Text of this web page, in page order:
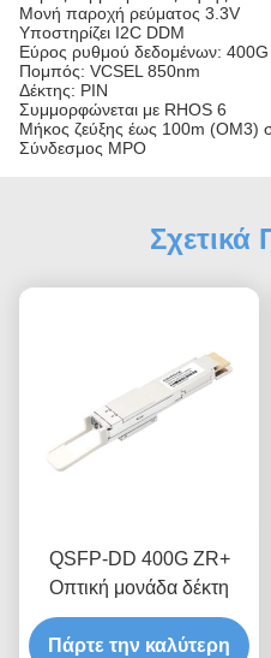
Μονή παροχή ρεύματος 3.3V
Υποστηρίζει I2C DDM
Εύρος ρυθμού δεδομένων: 400G
Πομπός: VCSEL 850nm
Δέκτης: PIN
Συμμορφώνεται με RHOS 6
Μήκος ζεύξης έως 100m (OM3)
Σύνδεσμος MPO
Σχετικά
QSFP-DD 400G ZR+
Οπτική μονάδα δέκτη
Πάρτε την καλύτερη